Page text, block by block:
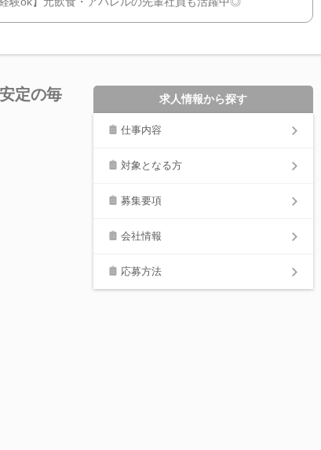
定の毎
求人情報から探す
仕事内容
対象となる方
募集要項
会社情報
応募方法